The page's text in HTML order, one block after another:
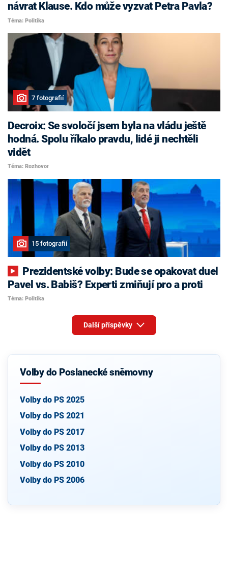
návrat Klause. Kdo může vyzvat Petra Pavla?
Téma: Politika
7 fotografií
Decroix: Se svoločí jsem byla na vládu ještě
hodná. Spolu říkalo pravdu, lidé ji nechtěli
vidět
Téma: Rozhovor
15 fotografií
Pavel vs. Babiš? Experti zmiňují pro a proti
Téma: Politika
Další příspěvky
Volby do Poslanecké sněmovny
Volby do PS 2025
Volby do PS 2021
Volby do PS 2017
Volby do PS 2013
Volby do PS 2010
Volby do PS 2006